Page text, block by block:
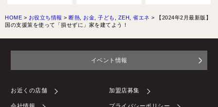
HOME > お役立ち情報 > 断熱, お金, 子ども , ZEH , 省エネ >
【2024年2月最新版】
国の支援策を使って「損せずに」家を建てよう！
イベント情報
お近くの店舗 加盟店募集